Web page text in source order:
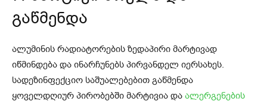
გაწმენდა
ალუმინის რადიატორების ზედაპირი მარტივად
იწმინდება და ინარჩუნებს პირვანდელ იერსახეს.
სადეზინფექციო საშუალებებით გაწმენდა
ყოველდღიურ პირობებში მარტივია და ალერგენების